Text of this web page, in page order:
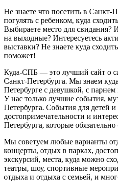
Не знаете что посетить в Санкт-
погулять с ребенком, куда
Выбираете место для свидания?
на выходные? Интересуетесь
выставки? Не знаете куда
поможет!
Куда-СПБ — это лучший сайт о
Санкт-Петербурга. Мы знаем
Петербурге с девушкой, с
У нас только лучшие события,
Петербурга. События для детей
достопримечательности и
Петербурга, которые обязательно
Мы советуем любые варианты
концерты, отдых в парках,
экскурсий, места, куда можно
театры, шоу, спортивные
отдыха и отдыха с семьей, и